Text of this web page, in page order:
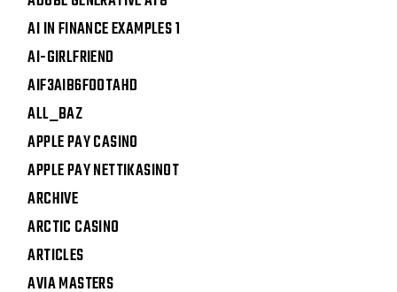
AI IN FINANCE EXAMPLES 1
AI-GIRLFRIEND
AIF3AIB6FOOTAHD
ALL_BAZ
APPLE PAY CASINO
APPLE PAY NETTIKASINOT
ARCHIVE
ARCTIC CASINO
ARTICLES
AVIA MASTERS